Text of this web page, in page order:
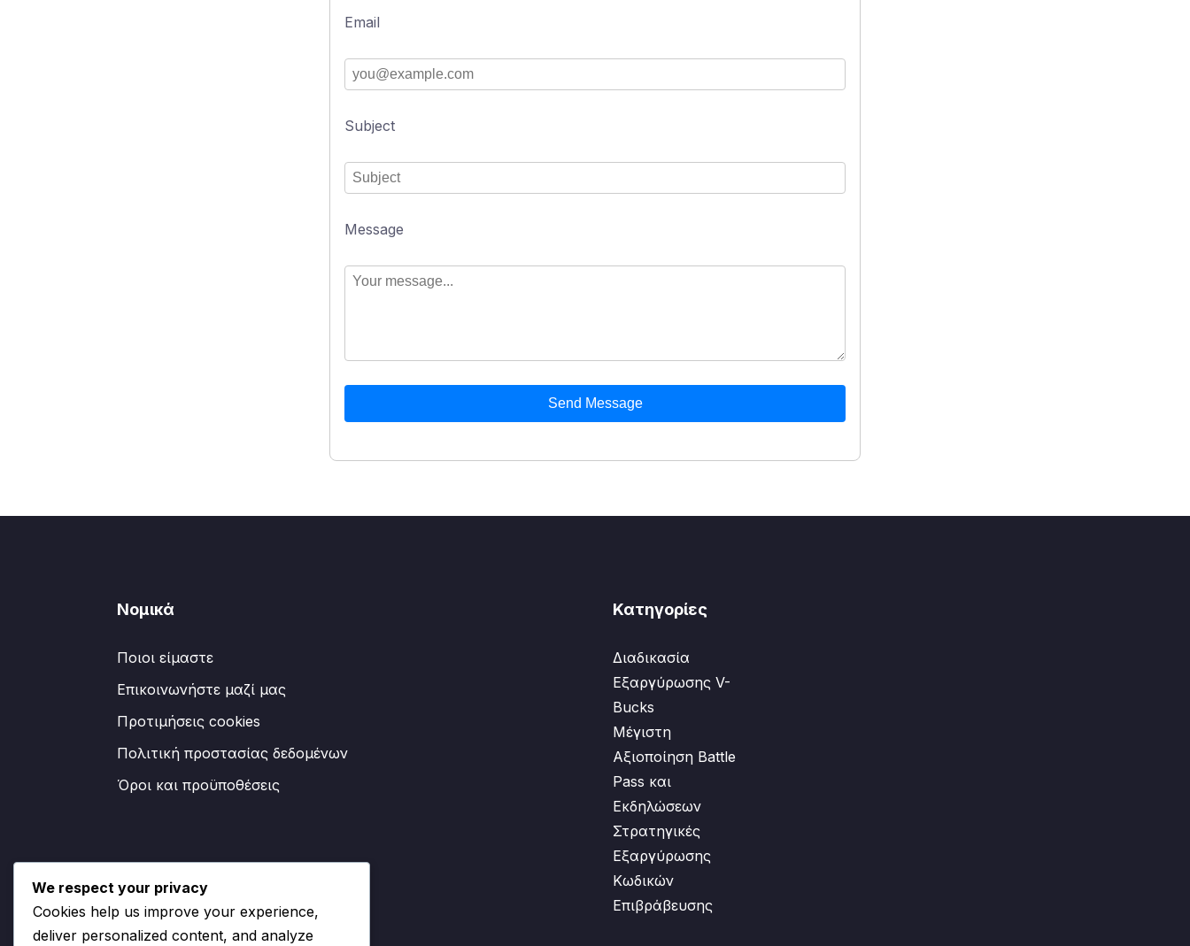
Email
Subject
Message
Send Message
Νομικά
Ποιοι είμαστε
Επικοινωνήστε μαζί μας
Προτιμήσεις cookies
Πολιτική προστασίας δεδομένων
Όροι και προϋποθέσεις
Κατηγορίες
Διαδικασία
Εξαργύρωσης V-
Bucks
Μέγιστη
Αξιοποίηση Battle
Pass και
Εκδηλώσεων
Στρατηγικές
Εξαργύρωσης
Κωδικών
Επιβράβευσης
We respect your privacy
Cookies help us improve your experience,
deliver personalized content, and analyze